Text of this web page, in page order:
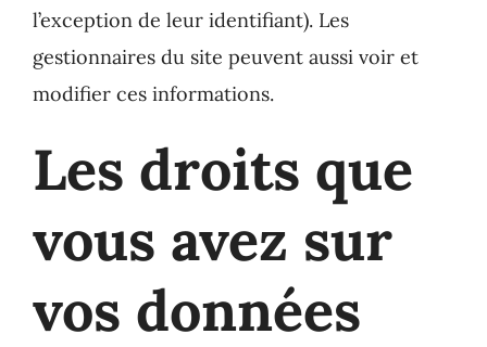
l’exception de leur identifiant). Les
gestionnaires du site peuvent aussi voir et
modifier ces informations.
Les droits que
vous avez sur
vos données